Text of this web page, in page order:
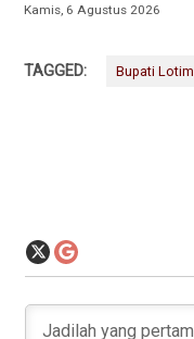
Kamis, 6 Agustus 2026
TAGGED: Bupati Lotim